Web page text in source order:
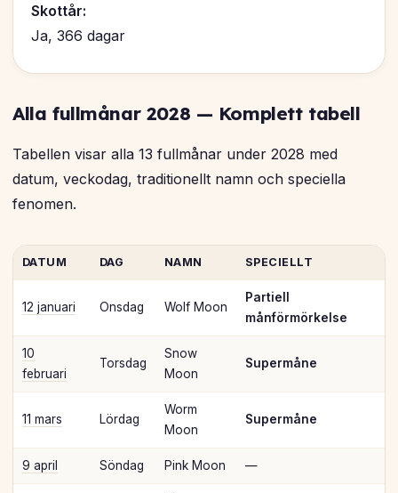
Skottår:
Ja, 366 dagar
Alla fullmånar 2028 — Komplett tabell
Tabellen visar alla 13 fullmånar under 2028 med
datum, veckodag, traditionellt namn och speciella
fenomen.
DATUM DAG NAMN SPECIELLT
12 januari Onsdag Wolf Moon
Partiell
månförmörkelse
10
februari
Torsdag
Snow
Moon
Supermåne
11 mars Lördag
Worm
Moon
Supermåne
9 april Söndag Pink Moon —